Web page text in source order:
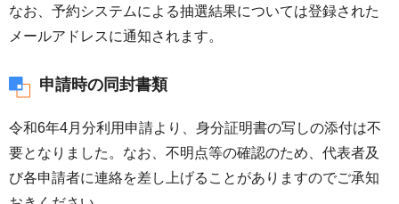
なお、予約システムによる抽選結果については登録された
メールアドレスに通知されます。
申請時の同封書類
令和6年4月分利用申請より、身分証明書の写しの添付は不
要となりました。なお、不明点等の確認のため、代表者及
び各申請者に連絡を差し上げることがありますのでご承知